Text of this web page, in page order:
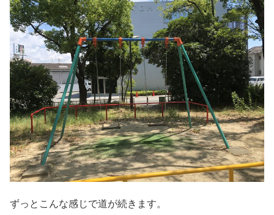
ずっとこんな感じで道が続きます。